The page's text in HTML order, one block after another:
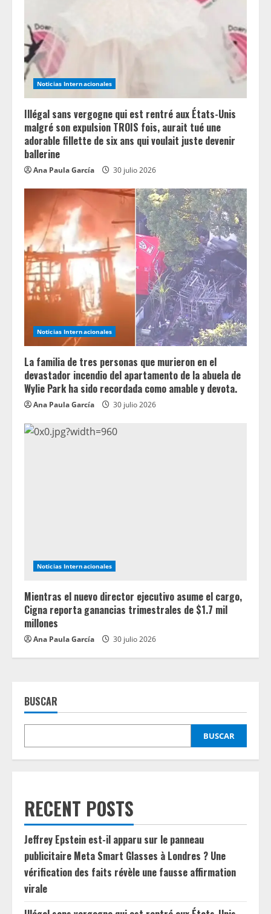
d
i
n
g
Noticias Internacionales
Illégal sans vergogne qui est rentré aux États-Unis
malgré son expulsion TROIS fois, aurait tué une
adorable fillette de six ans qui voulait juste devenir
ballerine
Ana Paula García 30 julio 2026
Noticias Internacionales
La familia de tres personas que murieron en el
devastador incendio del apartamento de la abuela de
Wylie Park ha sido recordada como amable y devota.
Ana Paula García 30 julio 2026
Noticias Internacionales
Mientras el nuevo director ejecutivo asume el cargo,
Cigna reporta ganancias trimestrales de $1.7 mil
millones
Ana Paula García 30 julio 2026
BUSCAR
BUSCAR
RECENT POSTS
Jeffrey Epstein est-il apparu sur le panneau
publicitaire Meta Smart Glasses à Londres ? Une
vérification des faits révèle une fausse affirmation
virale